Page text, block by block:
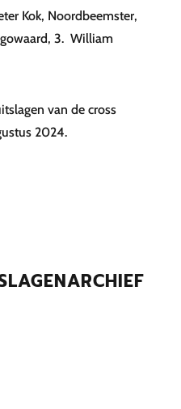
Kok, Noordbeemster,
3. William
van de cross
2024.